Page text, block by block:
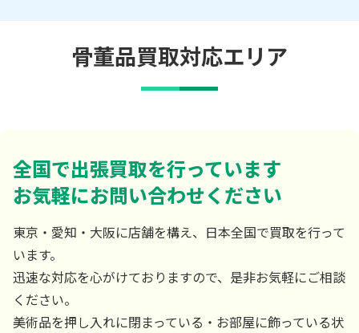
骨董品買取対応エリア
全国で出張買取を行っています
お気軽にお問い合わせください
東京・愛知・大阪に店舗を構え、日本全国で買取を行って
います。
迅速な対応を心がけておりますので、是非お気軽にご相談
ください。
美術品を押し入れに閉まっている・お部屋に飾っている状